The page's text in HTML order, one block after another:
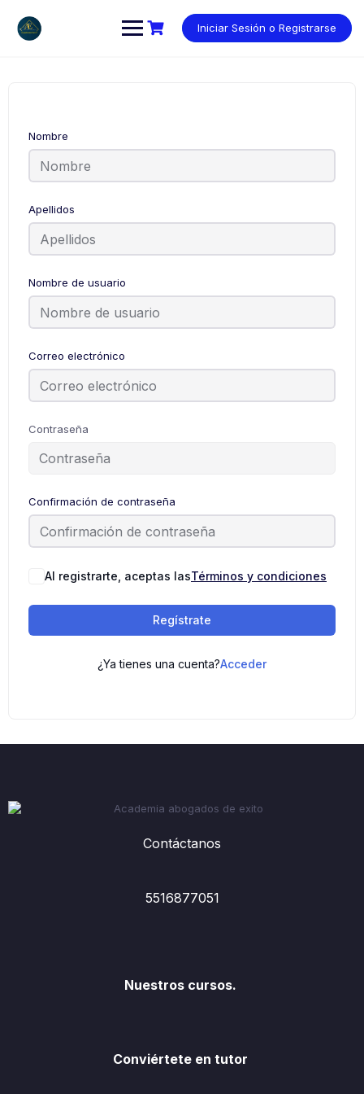
contenido
Iniciar Sesión o Registrarse
Nombre
Apellidos
Nombre de usuario
Correo electrónico
Contraseña
Confirmación de contraseña
Al registrarte, aceptas lasTérminos y condiciones
Regístrate
¿Ya tienes una cuenta?Acceder
Contáctanos
5516877051
Nuestros cursos.
Conviértete en tutor